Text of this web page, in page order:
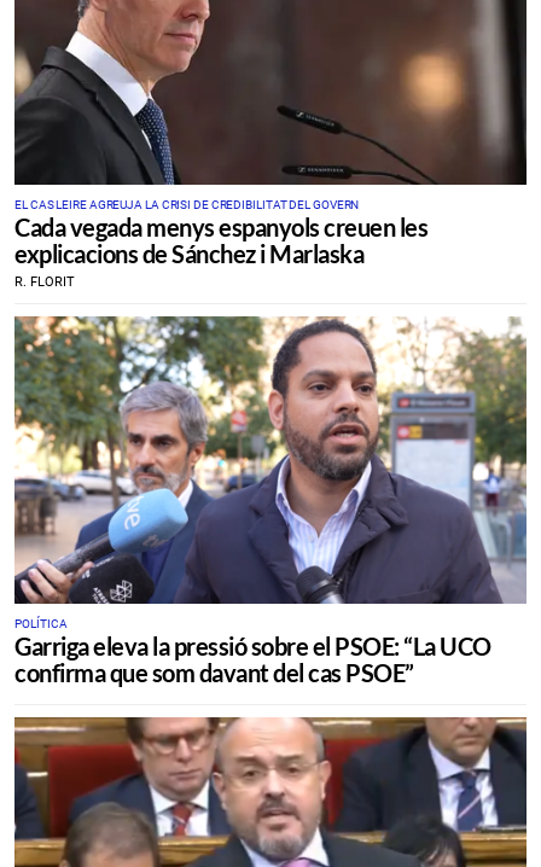
EL CAS LEIRE AGREUJA LA CRISI DE CREDIBILITAT DEL GOVERN
Cada vegada menys espanyols creuen les
explicacions de Sánchez i Marlaska
R. FLORIT
POLÍTICA
Garriga eleva la pressió sobre el PSOE: “La UCO
confirma que som davant del cas PSOE”